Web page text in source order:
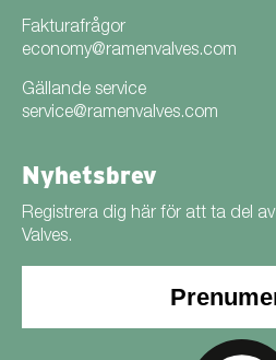
Fakturafrågor
economy@ramenvalves.com
Gällande service
service@ramenvalves.com
Nyhetsbrev
Registrera dig här för att ta del
Valves.